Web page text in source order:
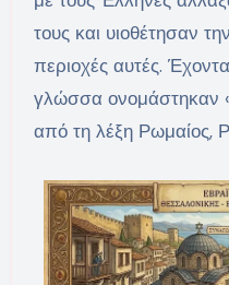
τους και υιοθέτησαν
περιοχές αυτές.
γλώσσα ονομάστηκαν
από τη λέξη Ρωμαίος,